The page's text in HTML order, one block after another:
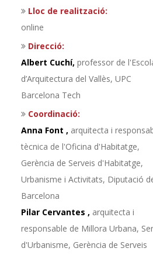
Lloc de realització:
online
Direcció:
Albert Cuchí, professor de
d’Arquitectura del Vallès, UPC
Barcelona Tech
Coordinació:
Anna Font , arquitecta i
tècnica de l'Oficina d'Habitatge,
Gerència de Serveis d'Habitatge,
Urbanisme i Activitats, Diputació
Barcelona
Pilar Cervantes , arquitecta i
responsable de Millora Urbana,
d'Urbanisme, Gerència de Serveis